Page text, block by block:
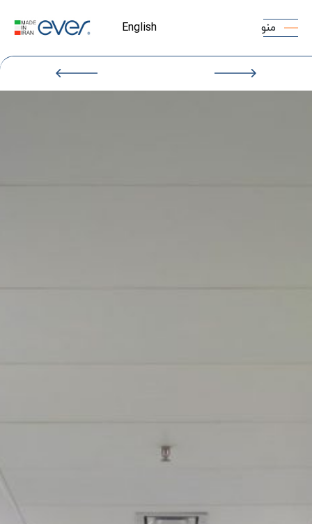
منو English